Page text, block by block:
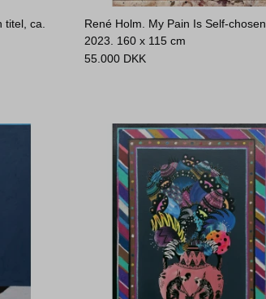
ca.
René Holm. My Pain Is Self-chosen,
2023. 160 x 115 cm
55.000 DKK